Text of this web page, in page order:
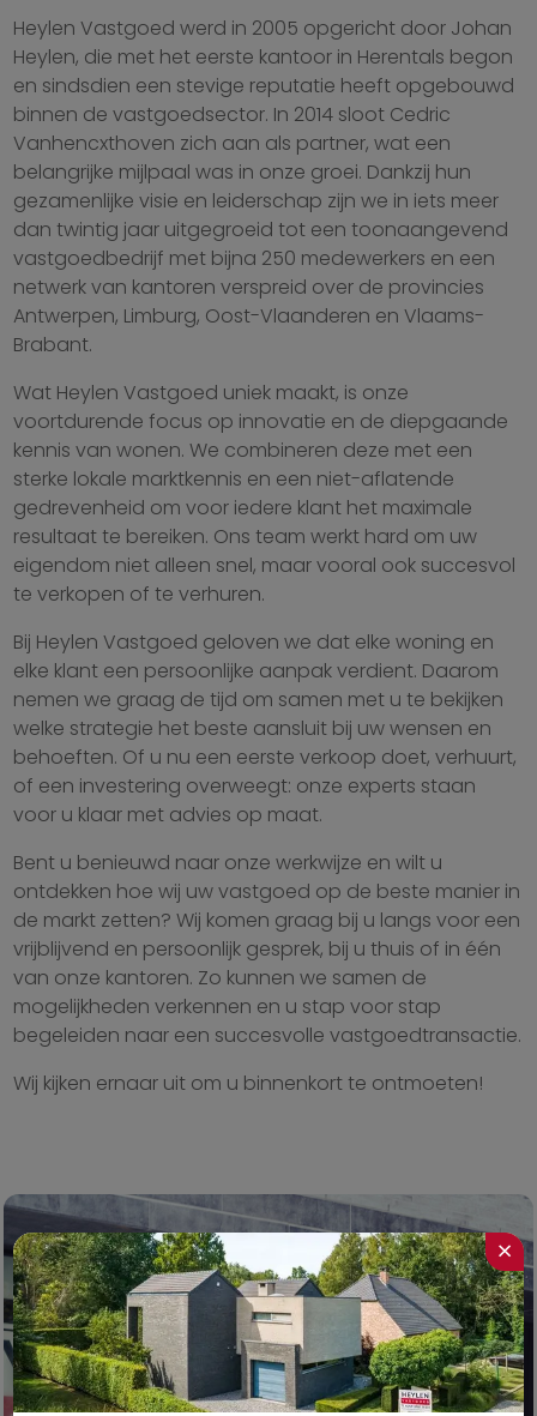
×
Heylen Vastgoed werd in 2005 opgericht door Johan
Heylen, die met het eerste kantoor in Herentals begon
en sindsdien een stevige reputatie heeft opgebouwd
binnen de vastgoedsector. In 2014 sloot Cedric
Vanhencxthoven zich aan als partner, wat een
belangrijke mijlpaal was in onze groei. Dankzij hun
gezamenlijke visie en leiderschap zijn we in iets meer
dan twintig jaar uitgegroeid tot een toonaangevend
vastgoedbedrijf met bijna 250 medewerkers en een
netwerk van kantoren verspreid over de provincies
Antwerpen, Limburg, Oost-Vlaanderen en Vlaams-
Brabant.
Wat Heylen Vastgoed uniek maakt, is onze
voortdurende focus op innovatie en de diepgaande
kennis van wonen. We combineren deze met een
sterke lokale marktkennis en een niet-aflatende
gedrevenheid om voor iedere klant het maximale
resultaat te bereiken. Ons team werkt hard om uw
eigendom niet alleen snel, maar vooral ook succesvol
te verkopen of te verhuren.
Bij Heylen Vastgoed geloven we dat elke woning en
elke klant een persoonlijke aanpak verdient. Daarom
nemen we graag de tijd om samen met u te bekijken
welke strategie het beste aansluit bij uw wensen en
behoeften. Of u nu een eerste verkoop doet, verhuurt,
of een investering overweegt: onze experts staan
voor u klaar met advies op maat.
Bent u benieuwd naar onze werkwijze en wilt u
ontdekken hoe wij uw vastgoed op de beste manier in
de markt zetten? Wij komen graag bij u langs voor een
vrijblijvend en persoonlijk gesprek, bij u thuis of in één
van onze kantoren. Zo kunnen we samen de
mogelijkheden verkennen en u stap voor stap
begeleiden naar een succesvolle vastgoedtransactie.
Wij kijken ernaar uit om u binnenkort te ontmoeten!
Neem vandaag nog
contact op met jouw
favoriete kantoor.